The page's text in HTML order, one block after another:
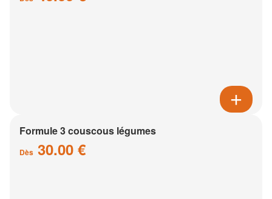
Formule 3 couscous légumes
Dès 30.00 €